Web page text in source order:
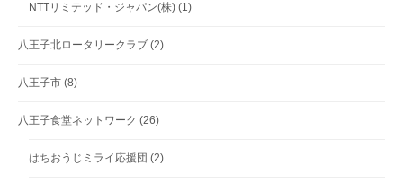
NTTリミテッド・ジャパン(株) (1)
八王子北ロータリークラブ (2)
八王子市 (8)
八王子食堂ネットワーク (26)
はちおうじミライ応援団 (2)